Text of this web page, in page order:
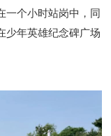
一个小时站岗中，同
少年英雄纪念碑广场